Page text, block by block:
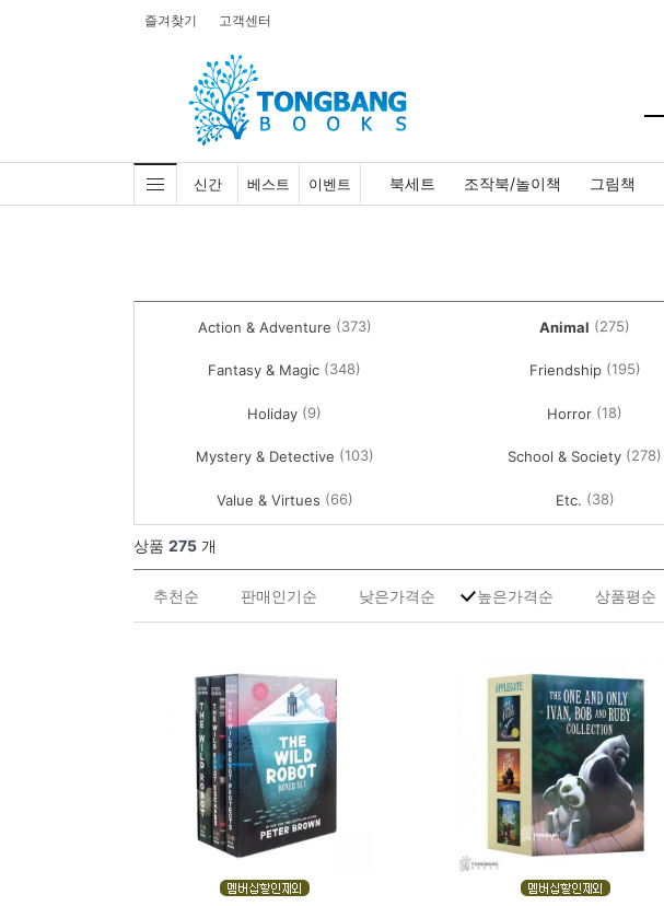
즐겨찾기 고객센터
신간 베스트 이벤트 북세트 조작북/놀이책 그림책
Action & Adventure (373) Animal (275)
Fantasy & Magic (348) Friendship (195)
Holiday (9) Horror (18)
Mystery & Detective (103) School & Society (278)
Value & Virtues (66) Etc. (38)
상품 275 개
추천순 판매인기순 낮은가격순 높은가격순 상품평순